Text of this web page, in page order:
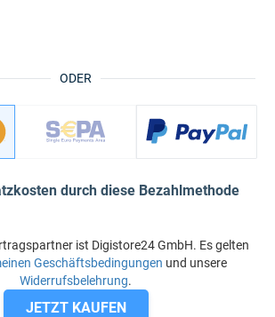
ODER
durch diese Bezahlmethode
ist Digistore24 GmbH. Es gelten
Geschäftsbedingungen und unsere
Widerrufsbelehrung.
JETZT KAUFEN